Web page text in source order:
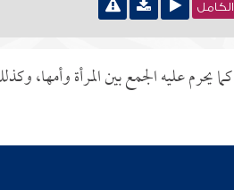
الكامل
عليه الجمع بين المرأة وأمها،